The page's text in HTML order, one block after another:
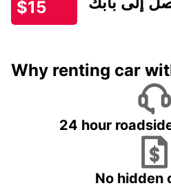
$15
Why renting car
24 hour
No hidden